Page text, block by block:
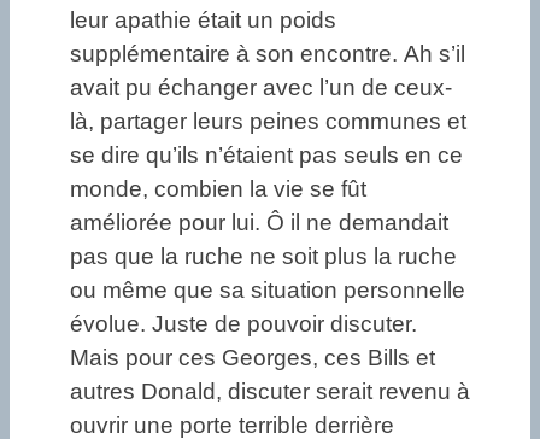
leur apathie était un poids
supplémentaire à son encontre. Ah s’il
avait pu échanger avec l’un de ceux-
là, partager leurs peines communes et
se dire qu’ils n’étaient pas seuls en ce
monde, combien la vie se fût
améliorée pour lui. Ô il ne demandait
pas que la ruche ne soit plus la ruche
ou même que sa situation personnelle
évolue. Juste de pouvoir discuter.
Mais pour ces Georges, ces Bills et
autres Donald, discuter serait revenu à
ouvrir une porte terrible derrière